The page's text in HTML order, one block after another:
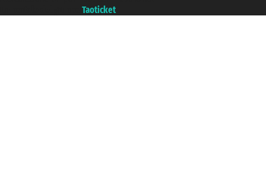
Taoticket